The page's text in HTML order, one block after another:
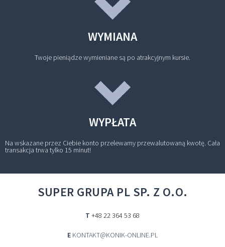
WYMIANA
Twoje pieniądze wymieniane są po atrakcyjnym kursie.
WYPŁATA
Na wskazane przez Ciebie konto przelewamy przewalutowaną kwotę. Cała
transakcja trwa tylko 15 minut!
SUPER GRUPA PL SP. Z O.O.
T +48 22 364 53 68
E KONTAKT@KONIK-ONLINE.PL